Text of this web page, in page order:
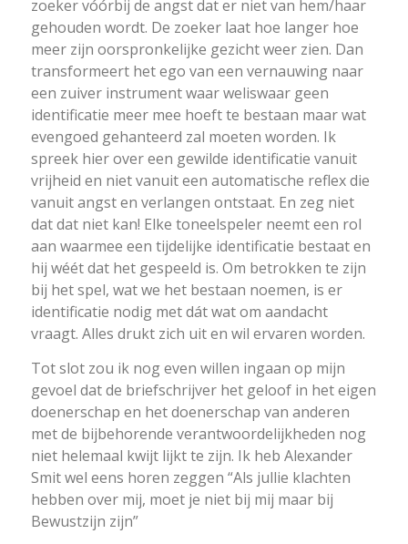
zoeker vóórbij de angst dat er niet van hem/haar
gehouden wordt. De zoeker laat hoe langer hoe
meer zijn oorspronkelijke gezicht weer zien. Dan
transformeert het ego van een vernauwing naar
een zuiver instrument waar weliswaar geen
identificatie meer mee hoeft te bestaan maar wat
evengoed gehanteerd zal moeten worden. Ik
spreek hier over een gewilde identificatie vanuit
vrijheid en niet vanuit een automatische reflex die
vanuit angst en verlangen ontstaat. En zeg niet
dat dat niet kan! Elke toneelspeler neemt een rol
aan waarmee een tijdelijke identificatie bestaat en
hij wéét dat het gespeeld is. Om betrokken te zijn
bij het spel, wat we het bestaan noemen, is er
identificatie nodig met dát wat om aandacht
vraagt. Alles drukt zich uit en wil ervaren worden.
Tot slot zou ik nog even willen ingaan op mijn
gevoel dat de briefschrijver het geloof in het eigen
doenerschap en het doenerschap van anderen
met de bijbehorende verantwoordelijkheden nog
niet helemaal kwijt lijkt te zijn. Ik heb Alexander
Smit wel eens horen zeggen “Als jullie klachten
hebben over mij, moet je niet bij mij maar bij
Bewustzijn zijn”